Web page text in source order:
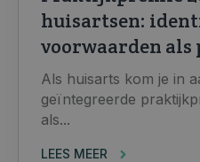
huisartsen:
voorwaarden als
Als huisarts kom je in
geïntegreerde
als...
LEES MEER